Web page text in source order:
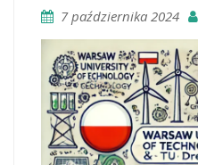
7 października 2024